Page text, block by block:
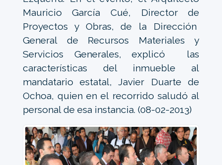
Mauricio García Cué, Director de
Proyectos y Obras, de la Dirección
General de Recursos Materiales y
Servicios Generales, explicó las
características del inmueble al
mandatario estatal, Javier Duarte de
Ochoa, quien en el recorrido saludó al
personal de esa instancia. (08-02-2013)